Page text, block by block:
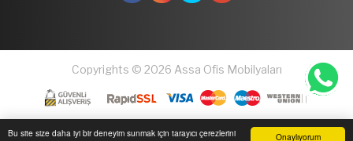
Onaylıyorum
Bu site size daha iyi bir deneyim sunmak için tarayıcı çerezlerini
Copyrights © 2026 Assa Ofis Mobilyaları